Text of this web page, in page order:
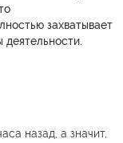
захватывает
деятельности.
назад, а значит,